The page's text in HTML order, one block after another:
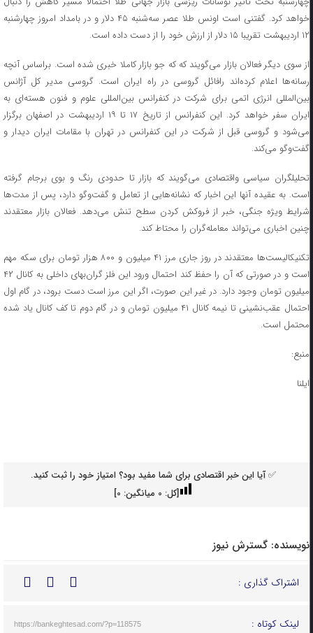
خواهد کرد. گفتنی است اونس طلا عصر سه‌شنبه ۴۵ دلار و در بامداد امروز چهارشنبه
۱۲ اردیبهشت تقریبا ۱۵ دلار از ارزش خود را از دست داده است.
از سوی دیگر فعالان بازار می‌گویند که که جو بازار کاملا خبری شده است. براساس آنچه
رسانه‌ها اعلام کرده‌اند رافائل گروسی در راه ایران است. گروسی مدیر کل آژانس
بین‌المللی انرژی اتمی برای شرکت در کنفرانس بین‌المللی علوم و فنون هسته‌ای به
ایران سفر خواهد کرد. این کنفرانس از تاریخ ۱۷ تا ۱۹ اردیبهشت در اصفهان برگزار
می‌شود و گروسی قبل از شرکت در این کنفرانس در تهران با مقامات ایران دیدار و
گفت‌وگو می‌کند.
تحلیلگران سیاسی واقتصادی می‌گویند که بازار تا حدودی رنگ و بوی برجام گرفته
است. به عقیده آنها این اخبار که نشانه‌هایی از تعامل و گفت‌وگو دارد، پس از مدت‌ها
شرایط ویژه جنگی، خبر از فروکش کردن سطح تنش می‌دهد. فعالان بازار معتقدند
چنین اخباری می‌تواند معامله‌گران را محتاط کند.
تکنیکالیست‌ها معتقدند در روز جاری مرز ۴۱ میلیون و ۸۰۰ هزار تومان برای سکه مهم
است و در صورتی که آن را حفظ کند احتمال ورود این فلز گران‌بهای داخلی به کانال ۴۲
میلیون تومان وجود دارد. در غیر این صورت، اگر این مرز است دست برود، در گام اول
احتمال عقب‌نشینی تا نیمه کانال ۴۱ میلیون تومان و در گام دوم تا کف کانال یاد شده
محتمل است.
منبع:
ایلنا
✅ آیا این خبر اقتصادی برای شما مفید بود؟ امتیاز خود را ثبت کنید.
[کل: 0میانگین: 0
]
نویسنده: گسترش نیوز
اشتراک گذاری :
لینک کوتاه : https://bankeghtesad.com/?p=118575